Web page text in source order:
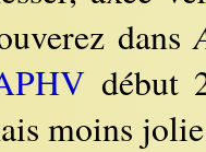
dans
début
moins